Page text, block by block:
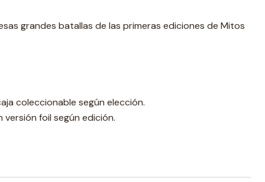
grandes batallas de las primeras ediciones de Mitos
coleccionable según elección.
foil según edición.